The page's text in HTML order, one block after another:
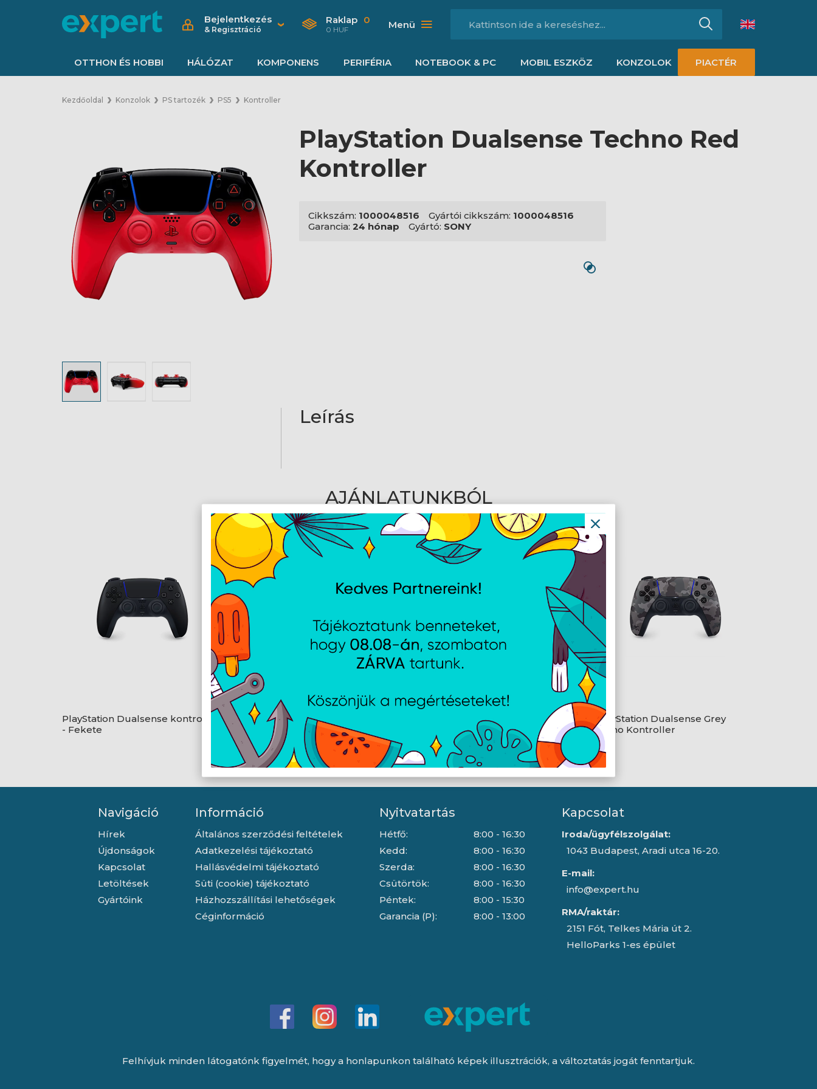
Bejelentkezés
& Regisztráció
Raklap 0
0 HUF Menü
OTTHON ÉS HOBBI HÁLÓZAT KOMPONENS PERIFÉRIA NOTEBOOK & PC MOBIL ESZKÖZ KONZOLOK PIACTÉR
Kezdőoldal Konzolok PS tartozék PS5 Kontroller
PlayStation Dualsense Techno Red
Kontroller
Cikkszám: 1000048516 Gyártói cikkszám: 1000048516
Garancia: 24 hónap Gyártó: SONY
Leírás
AJÁNLATUNKBÓL
PlayStation Dualsense kontroller
- Fekete
PlayStation Dualsense kontroller
- Fehér
PlayStation Dualsense Pearl
kontroller
PlayStation Dualsense Grey
Camo Kontroller
Navigáció
Hírek
Újdonságok
Kapcsolat
Letöltések
Gyártóink
Információ
Általános szerződési feltételek
Adatkezelési tájékoztató
Hallásvédelmi tájékoztató
Süti (cookie) tájékoztató
Házhozszállítási lehetőségek
Céginformáció
Nyitvatartás
Hétfő:
Kedd:
Szerda:
Csütörtök:
Péntek:
Garancia (P):
8:00 - 16:30
8:00 - 16:30
8:00 - 16:30
8:00 - 16:30
8:00 - 15:30
8:00 - 13:00
Kapcsolat
Iroda/ügyfélszolgálat:
1043 Budapest, Aradi utca 16-20.
E-mail:
info@expert.hu
RMA/raktár:
2151 Fót, Telkes Mária út 2.
HelloParks 1-es épület
Felhívjuk minden látogatónk figyelmét, hogy a honlapunkon található képek illusztrációk, a változtatás jogát fenntartjuk.